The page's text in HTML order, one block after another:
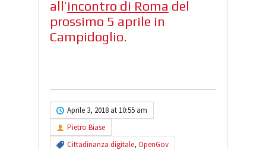
all’incontro di Roma del
prossimo 5 aprile in
Campidoglio.
Aprile 3, 2018 at 10:55 am
Pietro Biase
Cittadinanza digitale, OpenGov